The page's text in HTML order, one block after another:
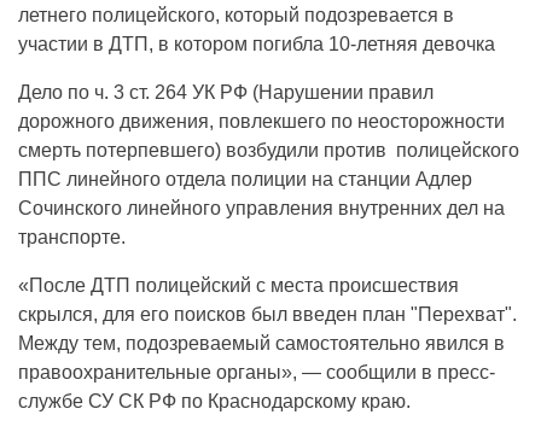
летнего полицейского, который подозревается в
участии в ДТП, в котором погибла 10-летняя девочка
Дело по ч. 3 ст. 264 УК РФ (Нарушении правил
дорожного движения, повлекшего по неосторожности
смерть потерпевшего) возбудили против полицейского
ППС линейного отдела полиции на станции Адлер
Сочинского линейного управления внутренних дел на
транспорте.
«После ДТП полицейский с места происшествия
скрылся, для его поисков был введен план "Перехват".
Между тем, подозреваемый самостоятельно явился в
правоохранительные органы», — сообщили в пресс-
службе СУ СК РФ по Краснодарскому краю.